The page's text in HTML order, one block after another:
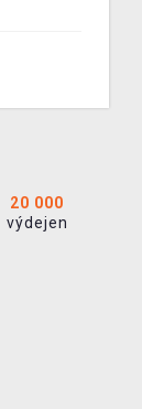
20 000
výdejen